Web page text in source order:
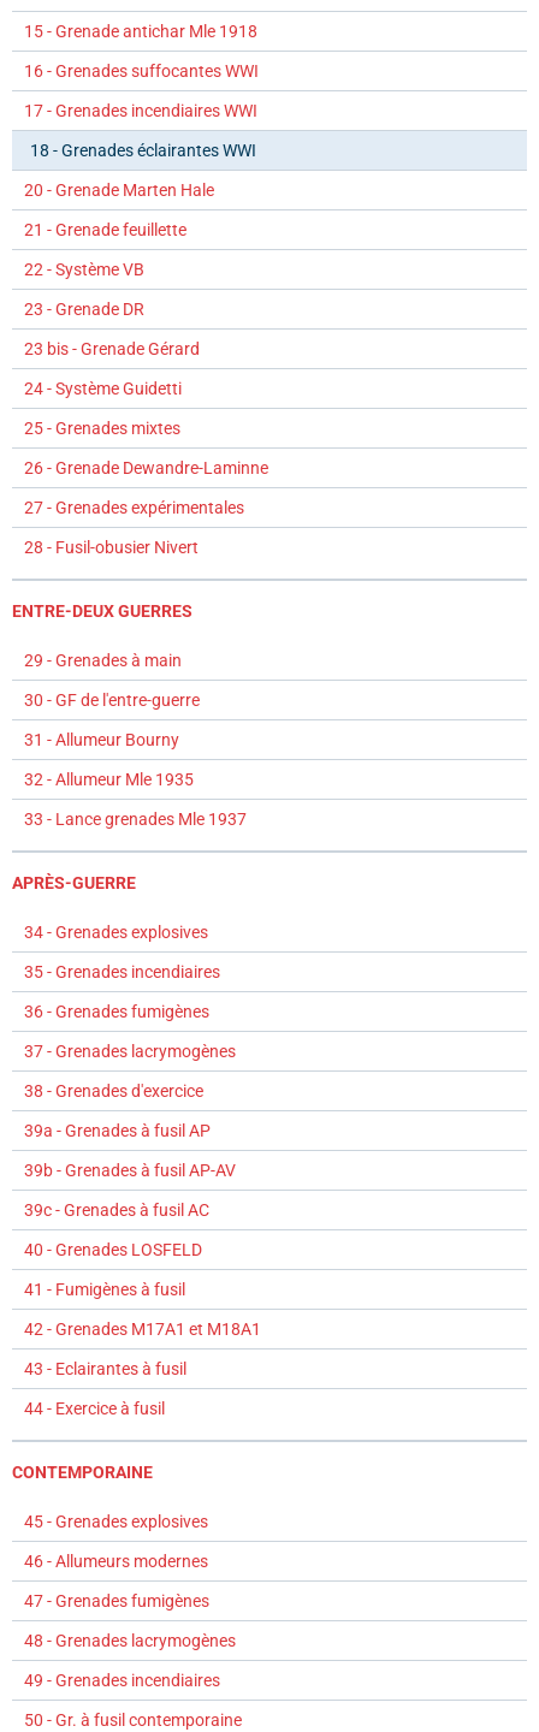
15 - Grenade antichar Mle 1918
16 - Grenades suffocantes WWI
17 - Grenades incendiaires WWI
18 - Grenades éclairantes WWI
20 - Grenade Marten Hale
21 - Grenade feuillette
22 - Système VB
23 - Grenade DR
23 bis - Grenade Gérard
24 - Système Guidetti
25 - Grenades mixtes
26 - Grenade Dewandre-Laminne
27 - Grenades expérimentales
28 - Fusil-obusier Nivert
ENTRE-DEUX GUERRES
29 - Grenades à main
30 - GF de l'entre-guerre
31 - Allumeur Bourny
32 - Allumeur Mle 1935
33 - Lance grenades Mle 1937
APRÈS-GUERRE
34 - Grenades explosives
35 - Grenades incendiaires
36 - Grenades fumigènes
37 - Grenades lacrymogènes
38 - Grenades d'exercice
39a - Grenades à fusil AP
39b - Grenades à fusil AP-AV
39c - Grenades à fusil AC
40 - Grenades LOSFELD
41 - Fumigènes à fusil
42 - Grenades M17A1 et M18A1
43 - Eclairantes à fusil
44 - Exercice à fusil
CONTEMPORAINE
45 - Grenades explosives
46 - Allumeurs modernes
47 - Grenades fumigènes
48 - Grenades lacrymogènes
49 - Grenades incendiaires
50 - Gr. à fusil contemporaine